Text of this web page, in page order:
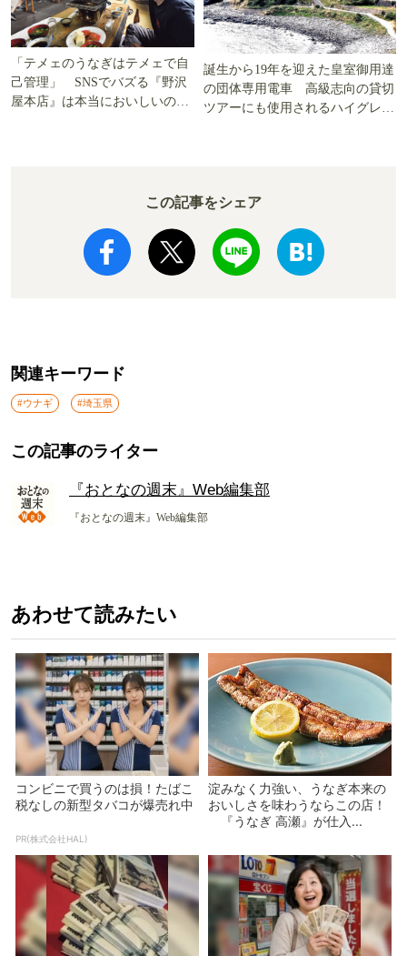
「テメェのうなぎはテメェで自
己管理」 SNSでバズる『野沢
屋本店』は本当においしいの
誕生から19年を迎えた皇室御用達
の団体専用電車 高級志向の貸切
ツアーにも使用されるハイグレー
この記事をシェア
関連キーワード
#ウナギ #埼玉県
この記事のライター
『おとなの週末』Web編集部
『おとなの週末』Web編集部
あわせて読みたい
コンビニで買うのは損！たばこ
税なしの新型タバコが爆売れ中
PR(株式会社HAL)
淀みなく力強い、うなぎ本来の
おいしさを味わうならこの店！
『うなぎ 高瀬』が仕入...